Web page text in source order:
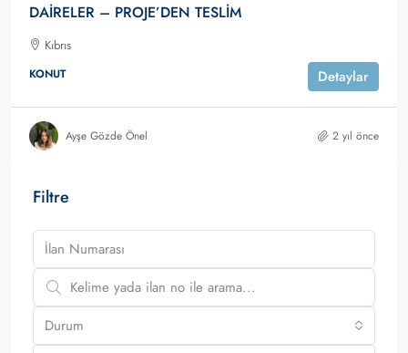
DAİRELER – PROJE’DEN TESLİM
Kıbrıs
KONUT Detaylar
Ayşe Gözde Önel 2 yıl önce
Filtre
Durum